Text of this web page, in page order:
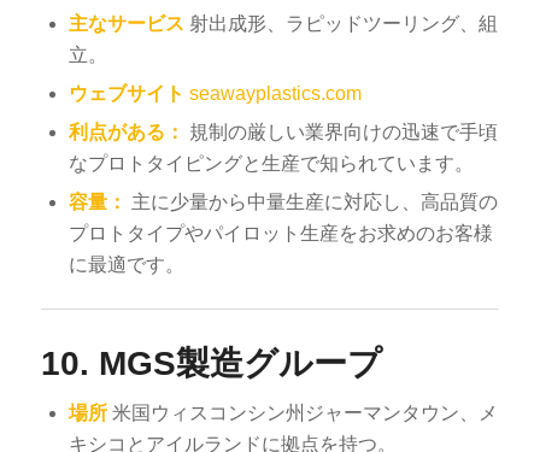
主なサービス 射出成形、ラピッドツーリング、組
立。
ウェブサイト seawayplastics.com
利点がある：
規制の厳しい業界向けの迅速で手頃
なプロトタイピングと生産で知られています。
容量：
主に少量から中量生産に対応し、高品質の
プロトタイプやパイロット生産をお求めのお客様
に最適です。
10. MGS製造グループ
場所米国ウィスコンシン州ジャーマンタウン、メ
キシコとアイルランドに拠点を持つ。